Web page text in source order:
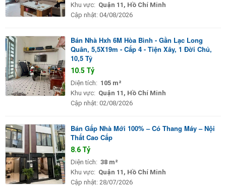
Khu vực: Quận 11, Hồ Chí Minh
Cập nhật: 04/08/2026
Bán Nhà Hxh 6M Hòa Bình - Gần Lạc Long
Quân, 5,5X19m - Cấp 4 - Tiện Xây, 1 Đời Chủ,
10,5 Tỷ
10.5 Tỷ
Diện tích: 105 m²
Khu vực: Quận 11, Hồ Chí Minh
Cập nhật: 02/08/2026
Bán Gấp Nhà Mới 100% – Có Thang Máy – Nội
Thất Cao Cấp
8.6 Tỷ
Diện tích: 38 m²
Khu vực: Quận 11, Hồ Chí Minh
Cập nhật: 28/07/2026